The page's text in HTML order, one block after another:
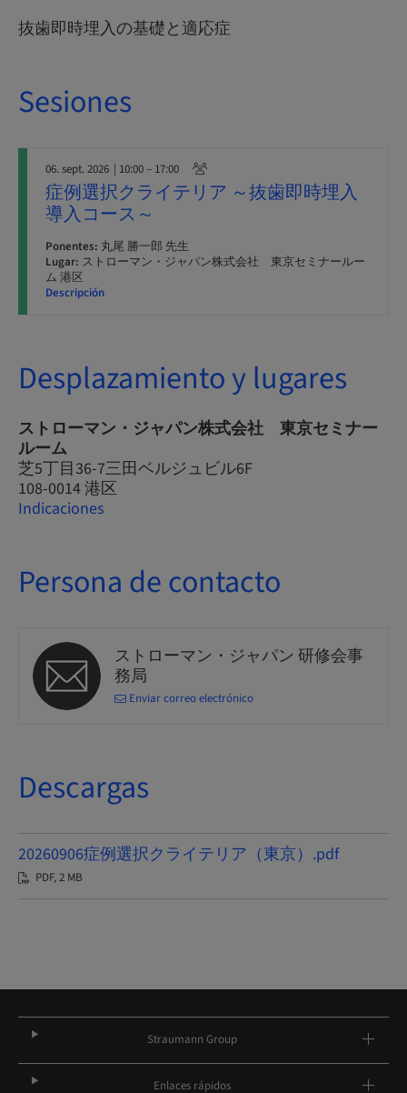
抜歯即時埋入の基礎と適応症
Sesiones
06. sept. 2026 | 10:00 – 17:00
症例選択クライテリア ～抜歯即時埋入
導入コース～
Ponentes: 丸尾 勝一郎 先生
Lugar: ストローマン・ジャパン株式会社 東京セミナールー
ム 港区
Descripción
Desplazamiento y lugares
ストローマン・ジャパン株式会社 東京セミナー
ルーム
芝5丁目36-7三田ベルジュビル6F
108-0014 港区
Indicaciones
Persona de contacto
ストローマン・ジャパン 研修会事
務局
Enviar correo electrónico
Descargas
20260906症例選択クライテリア（東京）.pdf
PDF, 2 MB
Straumann Group
Enlaces rápidos